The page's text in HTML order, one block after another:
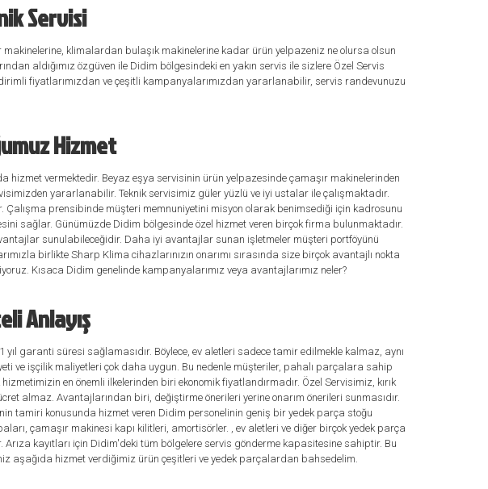
Servisi
makinelerine, klimalardan bulaşık makinelerine kadar ürün yelpazeniz ne olursa olsun
aldığımız özgüven ile Didim bölgesindeki en yakın servis ile sizlere Özel Servis
fiyatlarımızdan ve çeşitli kampanyalarımızdan yararlanabilir, servis randevunuzu
Hizmet
vermektedir. Beyaz eşya servisinin ürün yelpazesinde çamaşır makinelerinden
yararlanabilir. Teknik servisimiz güler yüzlü ve iyi ustalar ile çalışmaktadır.
Çalışma prensibinde müşteri memnuniyetini misyon olarak benimsediği için kadrosunu
sağlar. Günümüzde Didim bölgesinde özel hizmet veren birçok firma bulunmaktadır.
sunulabileceğidir. Daha iyi avantajlar sunan işletmeler müşteri portföyünü
birlikte Sharp Klima cihazlarınızın onarımı sırasında size birçok avantajlı nokta
Kısaca Didim genelinde kampanyalarımız veya avantajlarımız neler?
Anlayış
garanti süresi sağlamasıdır. Böylece, ev aletleri sadece tamir edilmekle kalmaz, aynı
ve işçilik maliyetleri çok daha uygun. Bu nedenle müşteriler, pahalı parçalara sahip
en önemli ilkelerinden biri ekonomik fiyatlandırmadır. Özel Servisimiz, kırık
almaz. Avantajlarından biri, değiştirme önerileri yerine onarım önerileri sunmasıdır.
tamiri konusunda hizmet veren Didim personelinin geniş bir yedek parça stoğu
çamaşır makinesi kapı kilitleri, amortisörler. , ev aletleri ve diğer birçok yedek parça
kayıtları için Didim'deki tüm bölgelere servis gönderme kapasitesine sahiptir. Bu
aşağıda hizmet verdiğimiz ürün çeşitleri ve yedek parçalardan bahsedelim.